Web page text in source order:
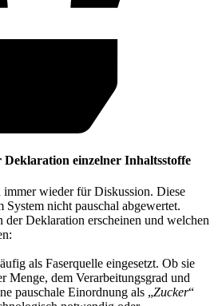
Deklaration einzelner Inhaltsstoffe
immer wieder für Diskussion. Diese
System nicht pauschal abgewertet.
der Deklaration erscheinen und welchen
als Faserquelle eingesetzt. Ob sie
Menge, dem Verarbeitungsgrad und
pauschale Einordnung als „Zucker“